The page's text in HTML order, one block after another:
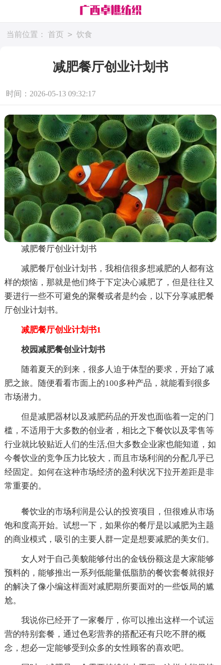
当前位置： 首页 > 饮食
减肥餐厅创业计划书
时间：2026-05-13 09:32:17
减肥餐厅创业计划书
减肥餐厅创业计划书，我相信很多想减肥的人都有这
样的烦恼，那就是他们终于下定决心减肥了，但是往往又
要进行一些不可避免的聚餐或者是约会，以下分享减肥餐
厅创业计划书。
减肥餐厅创业计划书1
校园减肥餐创业计划书
随着夏天的到来，很多人迫于体型的要求，开始了减
肥之旅。随便看看市面上的100多种产品，就能看到很多
市场潜力。
但是减肥器材以及减肥药品的开发也面临着一定的门
槛，不适用于大多数的创业者，相比之下餐饮以及零售等
行业就比较贴近人们的生活,但大多数企业家也能知道，如
今餐饮业的竞争压力比较大，而且市场利润的分配几乎已
经固定。如何在这种市场经济的盈利状况下拉开差距是非
常重要的。
餐饮业的市场利润是公认的投资项目，但很难从市场
饱和度高开始。试想一下，如果你的餐厅是以减肥为主题
的商业模式，吸引的主要人群一定是想要减肥的美女们。
女人对于自己美貌能够付出的金钱份额这是大家能够
预料的，能够推出一系列低能量低脂肪的餐饮套餐就很好
的解决了像小编这样面对减肥期所要面对的一些饭局的尴
尬。
我说你已经开了一家餐厅，你可以推出这样一个试运
营的特别套餐，通过色彩营养的搭配还有只吃不胖的概
念，想必一定能够受到众多的女性顾客的喜欢吧。